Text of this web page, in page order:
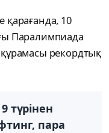
қарағанда, 10
Паралимпиада
рекордтық
түрінен
пара